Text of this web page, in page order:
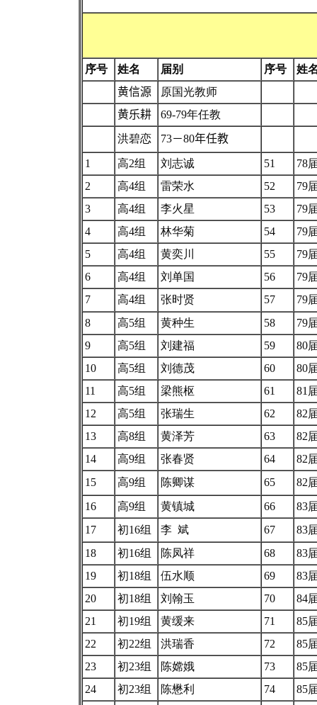
序号 姓名 届别 序号
姓
黄信源
原国光教师
黄乐耕
69-79年任教
洪碧恋
73－80年任教
1 高2组 刘志诚 51
78
2
高4组 雷荣水 52
79
3
高4组 李火星 53
79
4
高4组 林华菊 54
79
5
高4组 黄奕川 55
79
6
高4组 刘单国 56
79
7
高4组 张时贤 57
79
8
高5组 黄种生 58
79
9
高5组 刘建福 59
80
10
高5组 刘德茂 60
80
11
高5组 梁熊枢 61
81
12
高5组 张瑞生 62
82
13
高8组 黄泽芳 63
82
14
高9组 张春贤 64
82
15
高9组 陈卿谋 65
82
16
高9组 黄镇城 66
83
17
初16组 李 斌 67
83
18
初16组 陈凤祥 68
83
19
初18组 伍水顺 69
83
20
初18组 刘翰玉 70
84
21
初19组 黄缓来 71
85
22
初22组 洪瑞香 72
85
23
初23组 陈嫦娥 73
85
24
初23组 陈懋利 74
85